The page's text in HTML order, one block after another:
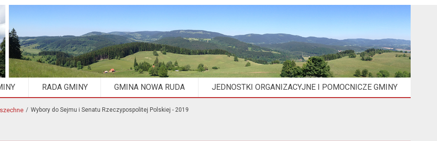
RADA GMINY GMINA NOWA RUDA JEDNOSTKI ORGANIZACYJNE I POMOCNICZE GMINY
Wybory do Sejmu i Senatu Rzeczypospolitej Polskiej - 2019